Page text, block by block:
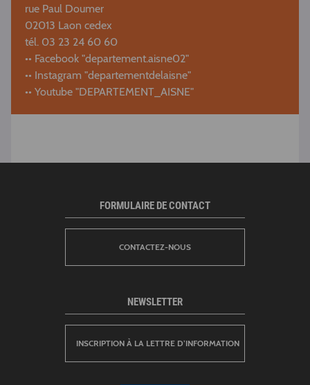
rue Paul Doumer
02013 Laon cedex
tél. 03 23 24 60 60
•• Facebook "departement.aisne02"
•• Instagram "departementdelaisne"
•• Youtube "DEPARTEMENT_AISNE"
FORMULAIRE DE CONTACT
CONTACTEZ-NOUS
NEWSLETTER
INSCRIPTION À LA LETTRE D’INFORMATION